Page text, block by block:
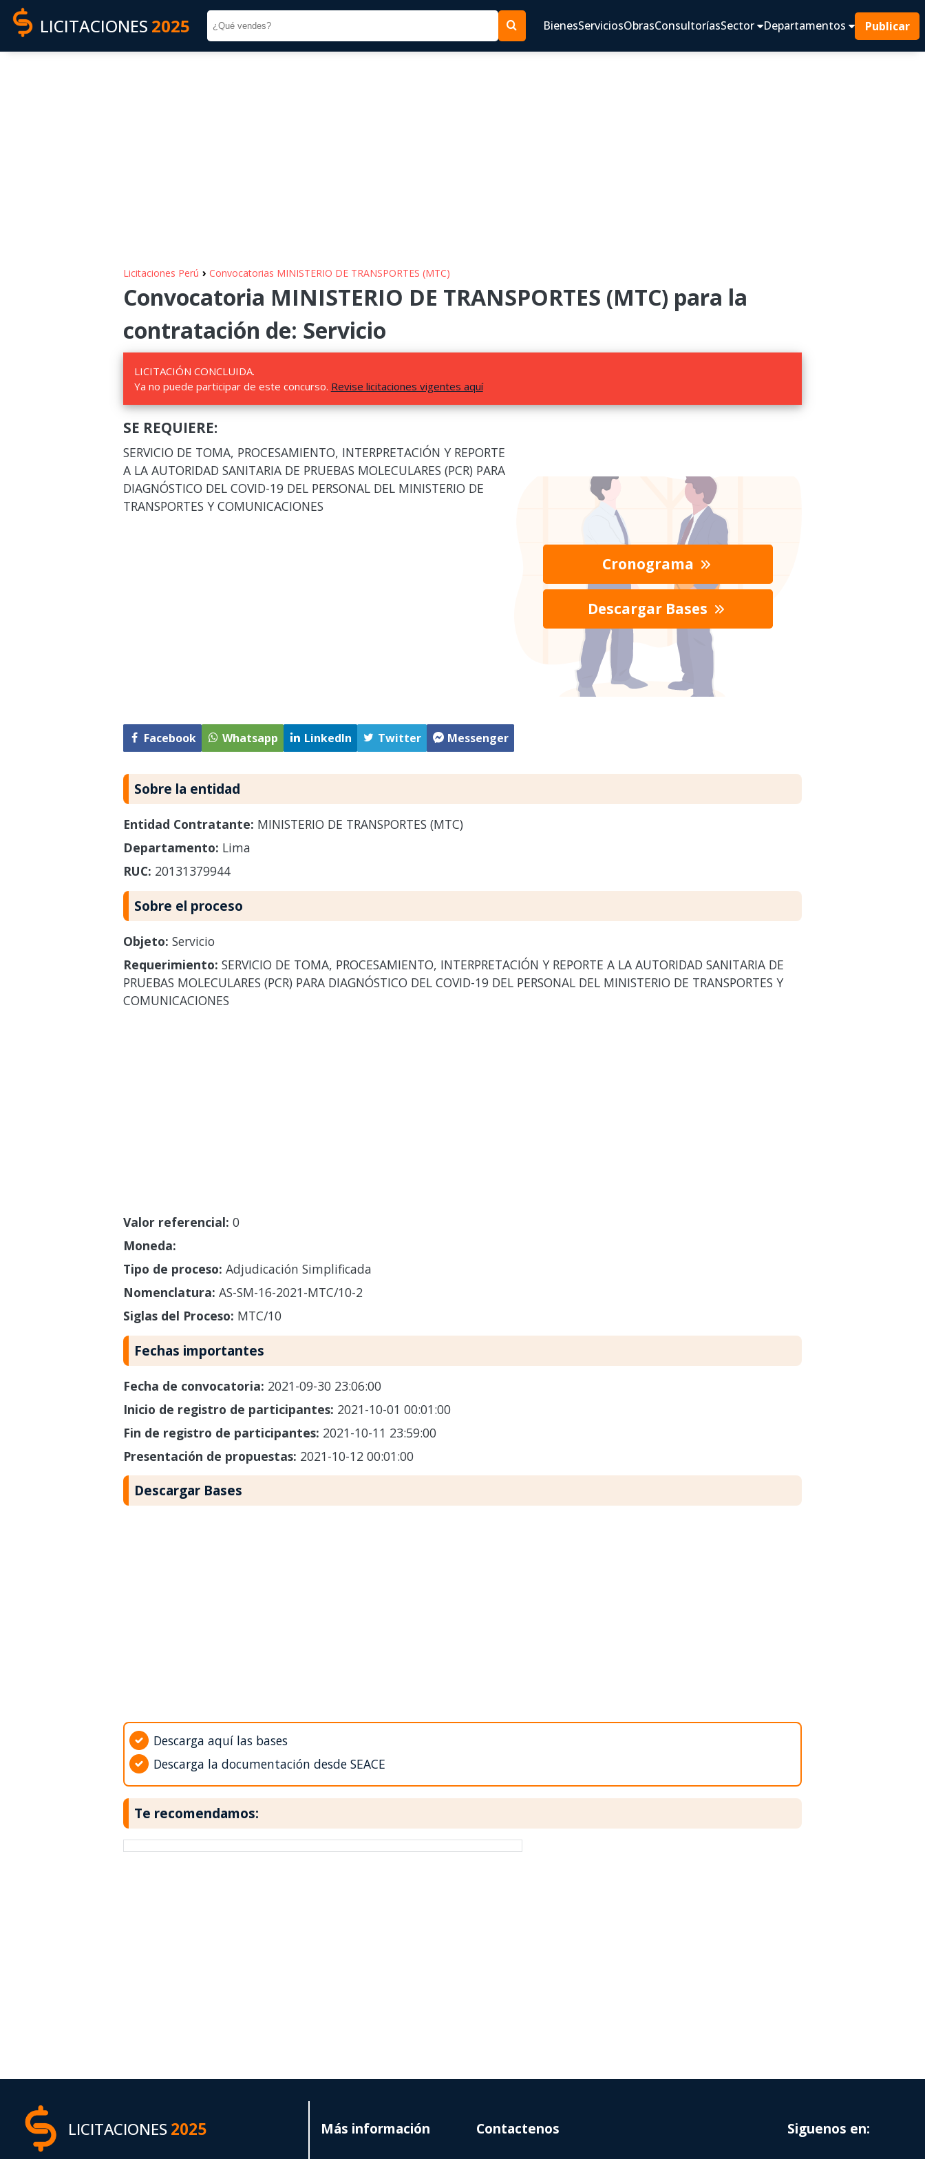
LICITACIONES 2025 BienesServiciosObrasConsultoríasSector Departamentos Publicar
Licitaciones Perú › Convocatorias MINISTERIO DE TRANSPORTES (MTC)
Convocatoria MINISTERIO DE TRANSPORTES (MTC) para la
contratación de: Servicio
LICITACIÓN CONCLUIDA.
Ya no puede participar de este concurso. Revise licitaciones vigentes aquí
SE REQUIERE:
SERVICIO DE TOMA, PROCESAMIENTO, INTERPRETACIÓN Y REPORTE
A LA AUTORIDAD SANITARIA DE PRUEBAS MOLECULARES (PCR) PARA
DIAGNÓSTICO DEL COVID-19 DEL PERSONAL DEL MINISTERIO DE
TRANSPORTES Y COMUNICACIONES
Facebook Whatsapp LinkedIn Twitter Messenger
Cronograma
Descargar Bases
Sobre la entidad
Entidad Contratante: MINISTERIO DE TRANSPORTES (MTC)
Departamento: Lima
RUC: 20131379944
Sobre el proceso
Objeto: Servicio
Requerimiento: SERVICIO DE TOMA, PROCESAMIENTO, INTERPRETACIÓN Y REPORTE A LA AUTORIDAD SANITARIA DE
PRUEBAS MOLECULARES (PCR) PARA DIAGNÓSTICO DEL COVID-19 DEL PERSONAL DEL MINISTERIO DE TRANSPORTES Y
COMUNICACIONES
Valor referencial: 0
Moneda:
Tipo de proceso: Adjudicación Simplificada
Nomenclatura: AS-SM-16-2021-MTC/10-2
Siglas del Proceso: MTC/10
Fechas importantes
Fecha de convocatoria: 2021-09-30 23:06:00
Inicio de registro de participantes: 2021-10-01 00:01:00
Fin de registro de participantes: 2021-10-11 23:59:00
Presentación de propuestas: 2021-10-12 00:01:00
Descargar Bases
Descarga aquí las bases
Descarga la documentación desde SEACE
Te recomendamos:
LICITACIONES2025 Más información Contactenos Siguenos en: